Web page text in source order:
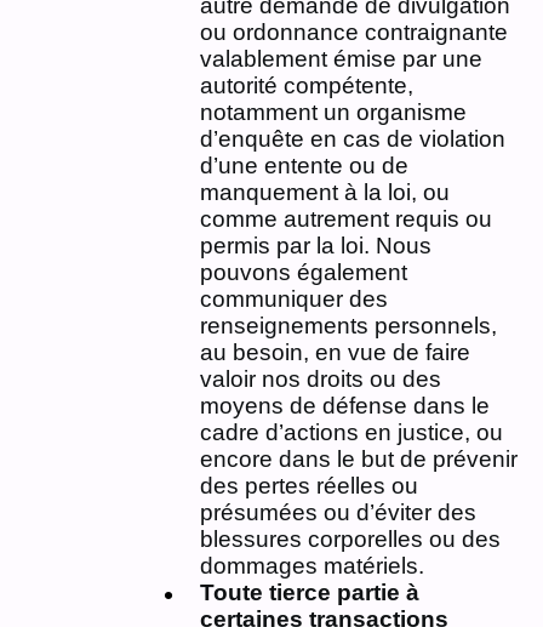
autre demande de divulgation
ou ordonnance contraignante
valablement émise par une
autorité compétente,
notamment un organisme
d’enquête en cas de violation
d’une entente ou de
manquement à la loi, ou
comme autrement requis ou
permis par la loi. Nous
pouvons également
communiquer des
renseignements personnels,
au besoin, en vue de faire
valoir nos droits ou des
moyens de défense dans le
cadre d’actions en justice, ou
encore dans le but de prévenir
des pertes réelles ou
présumées ou d’éviter des
blessures corporelles ou des
dommages matériels.
Toute tierce partie à
certaines transactions